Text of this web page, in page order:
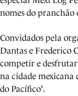
nomes do pranchão
Convidados pela
Dantas e Frederico
competir e desfrutar
na cidade mexicana
do Pacífico'.